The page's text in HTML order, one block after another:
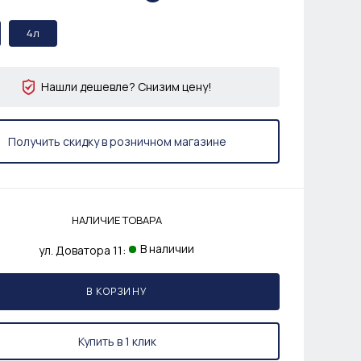
4л
Нашли дешевле? Снизим цену!
Получить скидку в розничном магазине
НАЛИЧИЕ ТОВАРА
ул. Доватора 11: В наличии
В КОРЗИНУ
Купить в 1 клик